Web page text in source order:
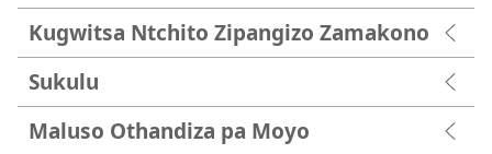
Kugwitsa Ntchito Zipangizo Zamakono
Sukulu
Maluso Othandiza pa Moyo